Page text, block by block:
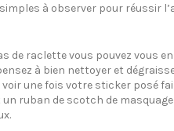
à observer pour réussir
de raclette vous pouvez vous
à bien nettoyer et
une fois votre sticker posé
ruban de scotch de